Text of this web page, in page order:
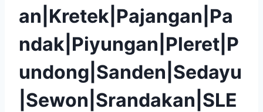
an|Kretek|Pajangan|Pa
ndak|Piyungan|Pleret|P
undong|Sanden|Sedayu
|Sewon|Srandakan|SLE